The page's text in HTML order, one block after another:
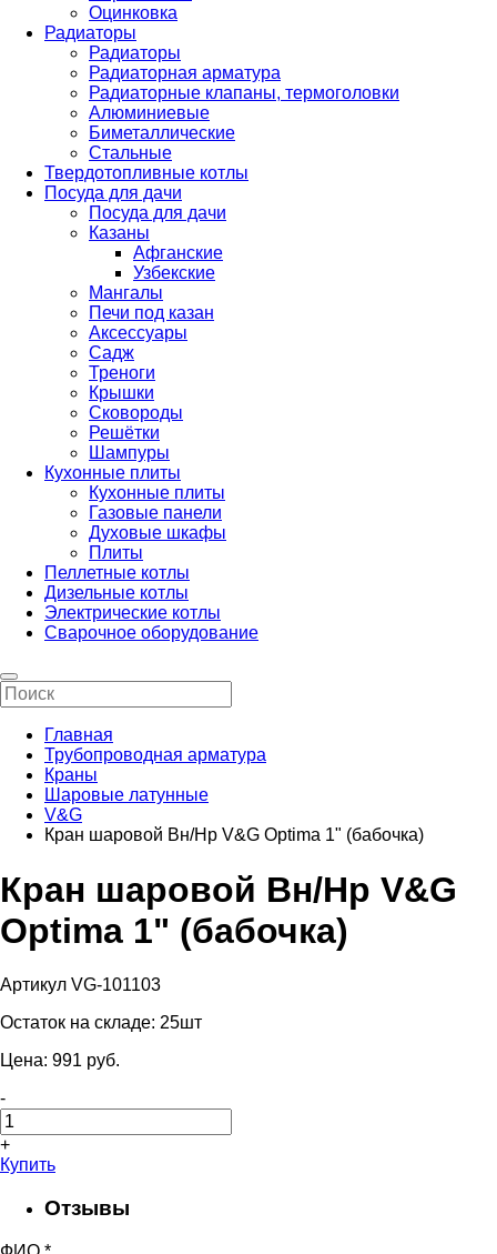
Оцинковка
Радиаторы
Радиаторы
Радиаторная арматура
Радиаторные клапаны, термоголовки
Алюминиевые
Биметаллические
Стальные
Твердотопливные котлы
Посуда для дачи
Посуда для дачи
Казаны
Афганские
Узбекские
Мангалы
Печи под казан
Аксессуары
Садж
Треноги
Крышки
Сковороды
Решётки
Шампуры
Кухонные плиты
Кухонные плиты
Газовые панели
Духовые шкафы
Плиты
Пеллетные котлы
Дизельные котлы
Электрические котлы
Сварочное оборудование
Главная
Трубопроводная арматура
Краны
Шаровые латунные
V&G
Кран шаровой Вн/Нр V&G Optima 1" (бабочка)
Кран шаровой Вн/Нр V&G
Optima 1" (бабочка)
Артикул VG-101103
Остаток на складе: 25шт
Цена: 991 pуб.
-
+
Купить
Отзывы